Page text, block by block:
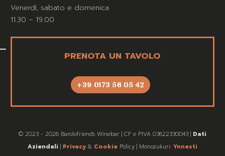
Venerdì, sabato e domenica
11.30 – 19.00
PRENOTA UN TAVOLO
+39 0173 56 05 42
© 2023 - 2026 Barolofriends Winebar | CF e PIVA 03822330043 | Dati
Aziendali | Privacy & Cookie Policy | Monozukuri: Ynnesti